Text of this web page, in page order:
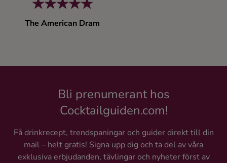
Whisky
The American Dram
Bli prenumerant hos
Cocktailguiden.com!
Få drinkrecept, trendspaningar och guider direkt till din
mail – helt gratis! Signa upp dig och ta del av våra
exklusiva erbjudanden, tävlingar och nyheter först av